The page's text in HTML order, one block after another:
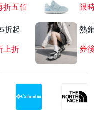
折五佰
限
折起
上折
熱
券